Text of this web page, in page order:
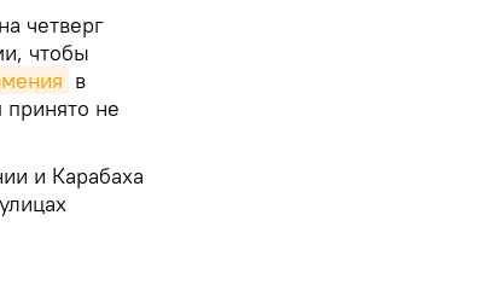
четверг
чтобы
в
принято не
и Карабаха